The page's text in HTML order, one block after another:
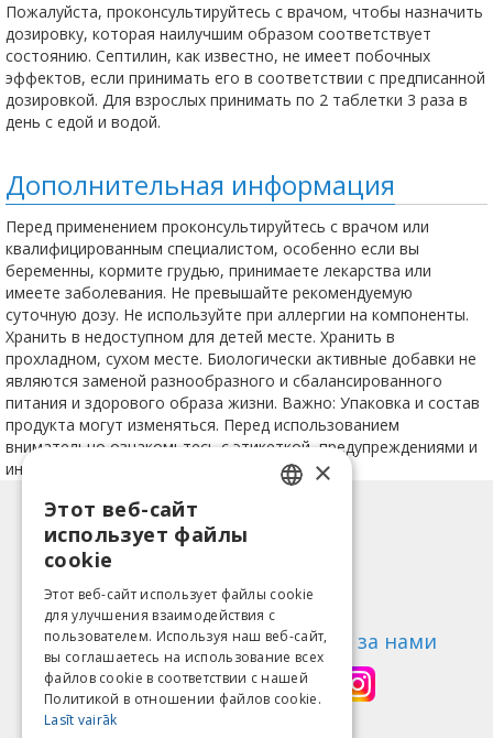
Пожалуйста, проконсультируйтесь с врачом, чтобы назначить
дозировку, которая наилучшим образом соответствует
состоянию. Септилин, как известно, не имеет побочных
эффектов, если принимать его в соответствии с предписанной
дозировкой. Для взрослых принимать по 2 таблетки 3 раза в
день с едой и водой.
Дополнительная информация
Перед применением проконсультируйтесь с врачом или
квалифицированным специалистом, особенно если вы
беременны, кормите грудью, принимаете лекарства или
имеете заболевания. Не превышайте рекомендуемую
суточную дозу. Не используйте при аллергии на компоненты.
Хранить в недоступном для детей месте. Хранить в
прохладном, сухом месте. Биологически активные добавки не
являются заменой разнообразного и сбалансированного
питания и здорового образа жизни. Важно: Упаковка и состав
продукта могут изменяться. Перед использованием
внимательно ознакомьтесь с этикеткой, предупреждениями и
инструкцией.
Информация
Возврат товара
О нас
Контакты
Правила пользования
Политика конфиденциальности
Следи за нами
LITHUANIAN
ESTONIAN
RUSSIAN
×
Этот веб-сайт
использует файлы
cookie
Этот веб-сайт использует файлы cookie
для улучшения взаимодействия с
пользователем. Используя наш веб-сайт,
вы соглашаетесь на использование всех
файлов cookie в соответствии с нашей
Политикой в ​​отношении файлов cookie.
Lasīt vairāk